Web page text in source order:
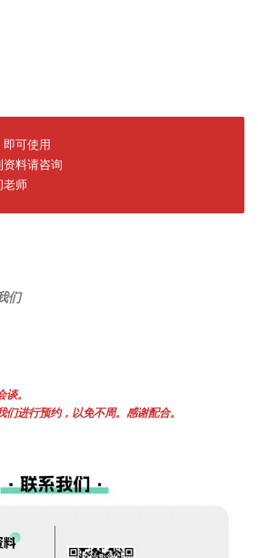
可使用
料请咨询
老师
们
。
进行预约，以免不周。感谢配合。